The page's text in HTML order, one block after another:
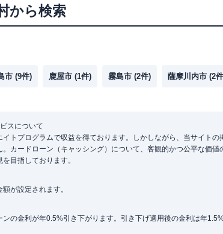
から検索
市 (9件) 鹿屋市 (1件) 霧島市 (2件) 薩摩川内市 (2
スについて
トプログラムで収益を得ております。しかしながら、当サイト
カードローン（キャッシング）について、客観的かつ公平な価
目指しております。
が設定されます。
の金利が年0.5%引き下がります。引き下げ適用後の金利は年